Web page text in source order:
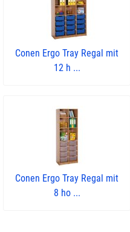
Conen Ergo Tray Regal mit
12 h ...
Conen Ergo Tray Regal mit
8 ho ...